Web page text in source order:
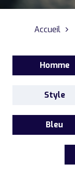
Accueil
Homme
Style
Bleu